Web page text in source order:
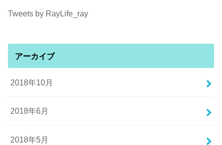
Tweets by RayLife_ray
アーカイブ
2018年10月
2018年6月
2018年5月